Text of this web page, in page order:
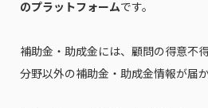
のプラットフォームです。
補助金・助成金には、顧問の得意不
分野以外の補助金・助成金情報が届